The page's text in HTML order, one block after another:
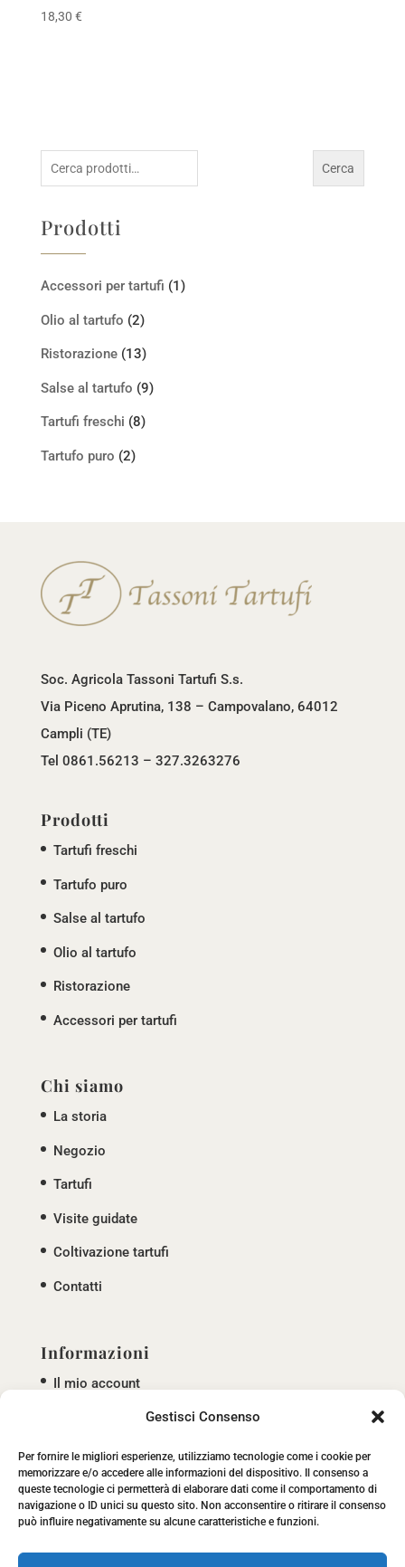
Gestisci Consenso
Per fornire le migliori esperienze, utilizziamo tecnologie come i cookie per
memorizzare e/o accedere alle informazioni del dispositivo. Il consenso a
queste tecnologie ci permetterà di elaborare dati come il comportamento di
navigazione o ID unici su questo sito. Non acconsentire o ritirare il consenso
può influire negativamente su alcune caratteristiche e funzioni.
18,30 €
Cerca: Cerca
Prodotti
Accessori per tartufi (1)
Olio al tartufo (2)
Ristorazione (13)
Salse al tartufo (9)
Tartufi freschi (8)
Tartufo puro (2)
Soc. Agricola Tassoni Tartufi S.s.
Via Piceno Aprutina, 138 – Campovalano, 64012
Campli (TE)
Tel 0861.56213 – 327.3263276
Prodotti
Tartufi freschi
Tartufo puro
Salse al tartufo
Olio al tartufo
Ristorazione
Accessori per tartufi
Chi siamo
La storia
Negozio
Tartufi
Visite guidate
Coltivazione tartufi
Contatti
Informazioni
Il mio account
Termini e condizioni
Privacy policy
Cookie policy